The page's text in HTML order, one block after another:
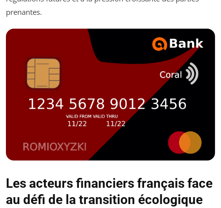
prenantes.
Les acteurs financiers français face
au défi de la transition écologique